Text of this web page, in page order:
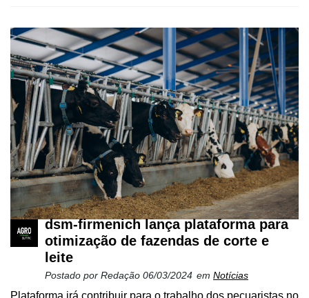
dsm-firmenich lança plataforma para
otimização de fazendas de corte e
leite
Postado por Redação 06/03/2024 em Notícias